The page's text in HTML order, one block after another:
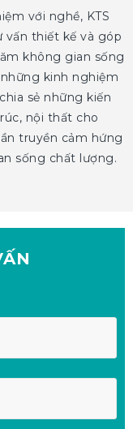
với nghề, KTS
vấn thiết kế và góp
không gian sống
kinh nghiệm
sẻ những kiến
nội thất cho
truyền cảm hứng
sống chất lượng.